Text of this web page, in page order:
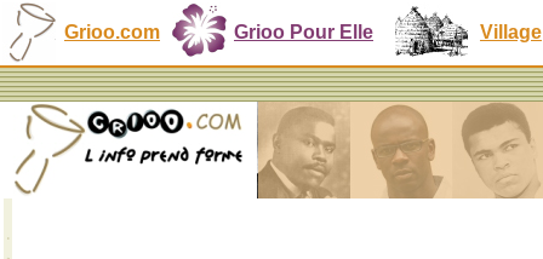
Grioo.com Grioo Pour Elle Village